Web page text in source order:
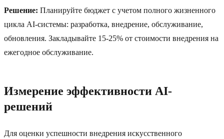
Решение: Планируйте бюджет с учетом полного жизненного
цикла AI-системы: разработка, внедрение, обслуживание,
обновления. Закладывайте 15-25% от стоимости внедрения на
ежегодное обслуживание.
Измерение эффективности AI-
решений
Для оценки успешности внедрения искусственного